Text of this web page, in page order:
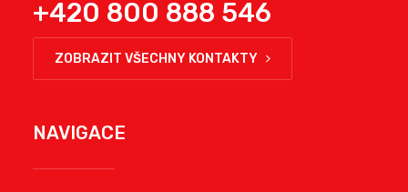
+420 800 888 546
ZOBRAZIT VŠECHNY KONTAKTY
NAVIGACE